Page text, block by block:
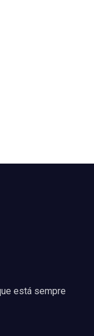
está sempre